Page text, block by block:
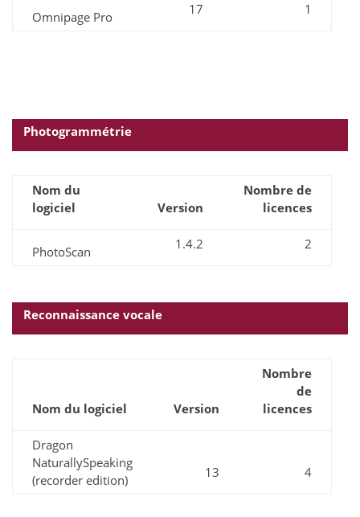
Omnipage Pro 17 1
Photogrammétrie
Nom du
logiciel
Version
Nombre de
licences
PhotoScan 1.4.2 2
Reconnaissance vocale
Nom du logiciel Version
Nombre
de
licences
Dragon
NaturallySpeaking
(recorder edition)
13 4